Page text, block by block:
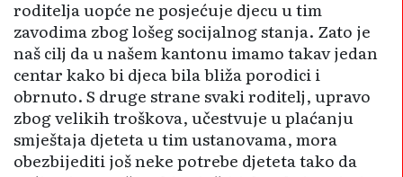
roditelja uopće ne posjećuje djecu u tim
zavodima zbog lošeg socijalnog stanja. Zato je
naš cilj da u našem kantonu imamo takav jedan
centar kako bi djeca bila bliža porodici i
obrnuto. S druge strane svaki roditelj, upravo
zbog velikih troškova, učestvuje u plaćanju
smještaja djeteta u tim ustanovama, mora
obezbijediti još neke potrebe djeteta tako da